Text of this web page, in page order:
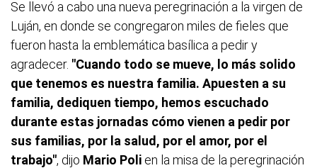
Se llevó a cabo una nueva peregrinación a la virgen de
Luján, en donde se congregaron miles de fieles que
fueron hasta la emblemática basílica a pedir y
agradecer. "Cuando todo se mueve, lo más solido
que tenemos es nuestra familia. Apuesten a su
familia, dediquen tiempo, hemos escuchado
durante estas jornadas cómo vienen a pedir por
sus familias, por la salud, por el amor, por el
trabajo", dijo Mario Poli en la misa de la peregrinación